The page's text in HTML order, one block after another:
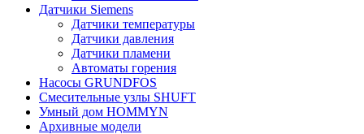
Датчики Siemens
Датчики температуры
Датчики давления
Датчики пламени
Автоматы горения
Насосы GRUNDFOS
Смесительные узлы SHUFT
Умный дом HOMMYN
Архивные модели